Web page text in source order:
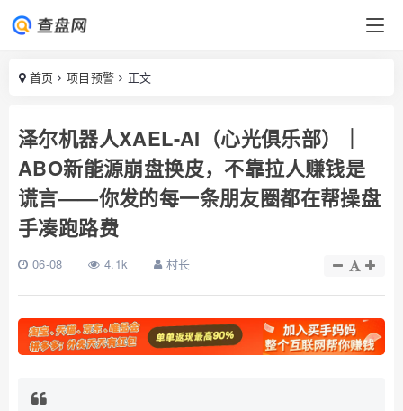
首页 项目预警 正文
泽尔机器人XAEL-AI（心光俱乐部）｜
ABO新能源崩盘换皮，不靠拉人赚钱是
谎言——你发的每一条朋友圈都在帮操盘
手凑跑路费
06-08 4.1k 村长